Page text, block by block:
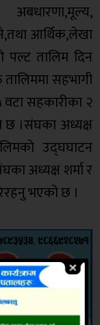
आर्थिक,लेखा
पल्ट तालिम दिन
सहभागी
वटा सहकारीका २
छ ।संघका अध्यक्ष
उद्घघाटन
अध्यक्ष शर्मा र
भएको छ ।